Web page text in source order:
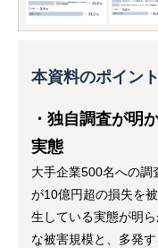
活用事例
本資料のポイント
・独自調査が明
実態
大手企業500名への調
が10億円超の損失を
生している実態が明
な被害規模と、多発